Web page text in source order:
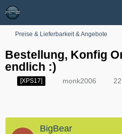
Preise & Lieferbarkeit & Angebote
Bestellung, Konfig
endlich :)
[XPS17] monk2006
BigBear